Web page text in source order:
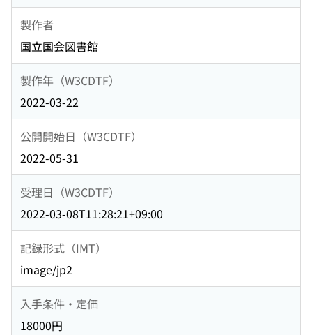
製作者
国立国会図書館
製作年（W3CDTF）
2022-03-22
公開開始日（W3CDTF）
2022-05-31
受理日（W3CDTF）
2022-03-08T11:28:21+09:00
記録形式（IMT）
image/jp2
入手条件・定価
18000円